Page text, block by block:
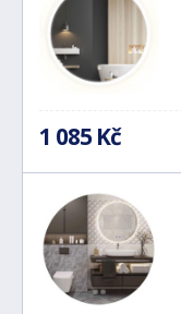
1 085 Kč